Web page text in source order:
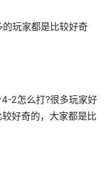
玩家都是比较好奇
2怎么打?很多玩家好
好奇的，大家都是比